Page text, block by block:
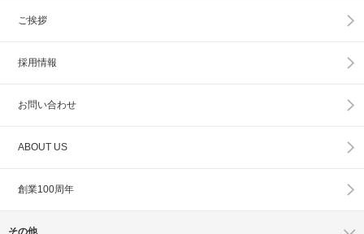
ご挨拶
採用情報
お問い合わせ
ABOUT US
創業100周年
その他